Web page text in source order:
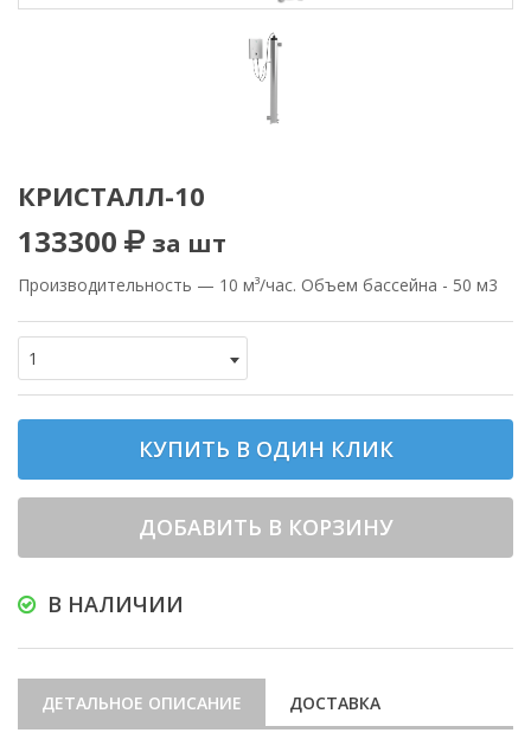
КРИСТАЛЛ-10
133300 за шт
Производительность — 10 м³/час. Объем бассейна - 50 м3
1
КУПИТЬ В ОДИН КЛИК
ДОБАВИТЬ В КОРЗИНУ
В НАЛИЧИИ
ДЕТАЛЬНОЕ ОПИСАНИЕ ДОСТАВКА